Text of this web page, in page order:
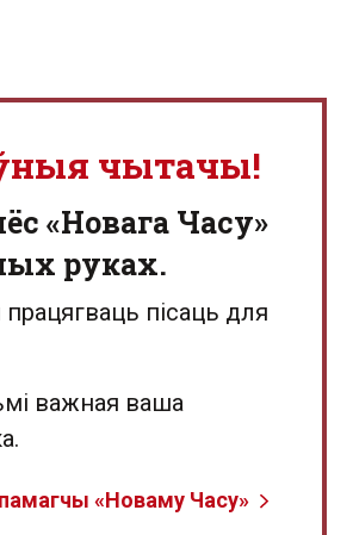
чытачы!
«Новага Часу»
руках.
пісаць для
важная ваша
«Новаму Часу»